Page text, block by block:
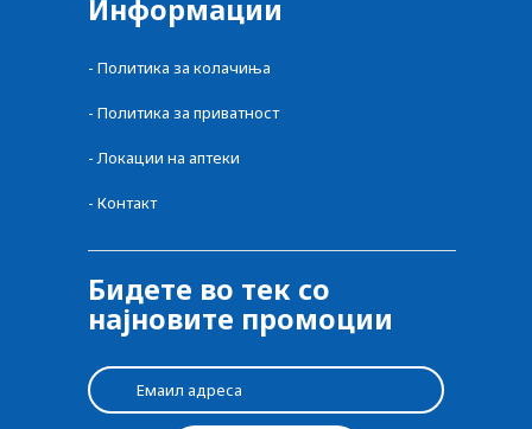
Информации
- Политика за колачиња
- Политика за приватност
- Локации на аптеки
- Контакт
Бидете во тек со
најновите промоции